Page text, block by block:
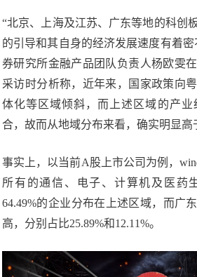
“北京、上海及江苏、广东等地的科创
的引导和其自身的经济发展速度有着
券研究所金融产品团队负责人杨欧雯
采访时分析称，近年来，国家政策向
体化等区域倾斜，而上述区域的产
合，故而从地域分布来看，确实明显高
事实上，以当前A股上市公司为例，
所有的通信、电子、计算机及医药
64.49%的企业分布在上述区域，而广
高，分别占比25.89%和12.11%。